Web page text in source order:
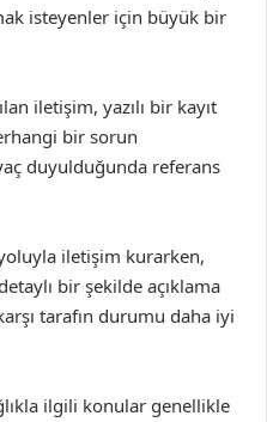
isteyenler için büyük bir
iletişim, yazılı bir kayıt
bir sorun
duyulduğunda referans
iletişim kurarken,
bir şekilde açıklama
tarafın durumu daha iyi
ilgili konular genellikle